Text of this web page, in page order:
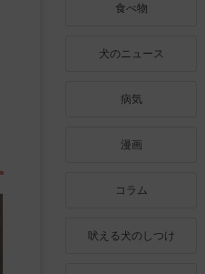
食べ物
犬のニュース
病気
漫画
コラム
吠える犬のしつけ